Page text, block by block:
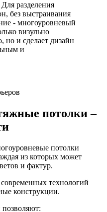
Для разделения
без выстраивания
- многоуровневый
визульно
но и сделает дизайн
и
потолки –
потолки
из которых может
и фактур.
технологий
конструкции.